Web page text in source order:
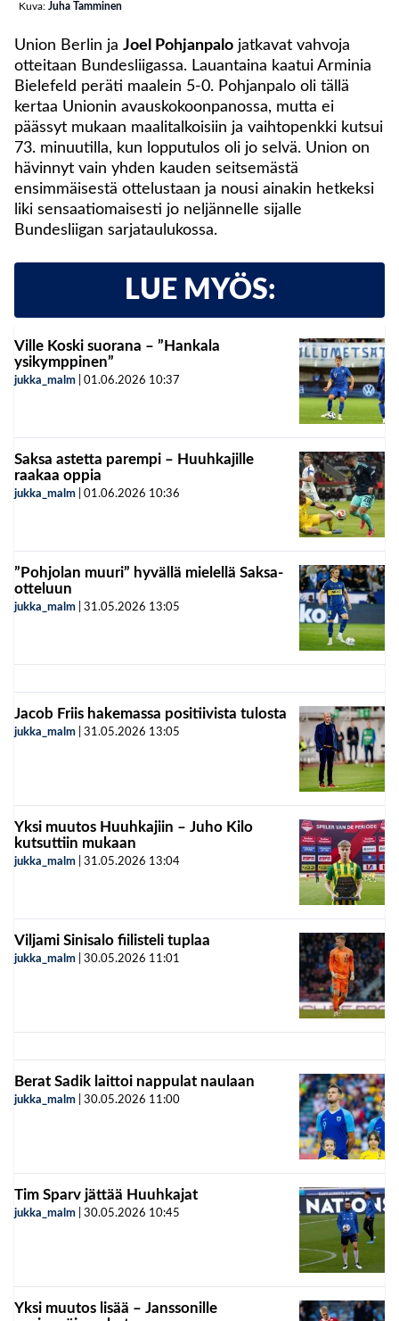
Kuva: Juha Tamminen
Union Berlin ja Joel Pohjanpalo jatkavat vahvoja
otteitaan Bundesliigassa. Lauantaina kaatui Arminia
Bielefeld peräti maalein 5-0. Pohjanpalo oli tällä
kertaa Unionin avauskokoonpanossa, mutta ei
päässyt mukaan maalitalkoisiin ja vaihtopenkki kutsui
73. minuutilla, kun lopputulos oli jo selvä. Union on
hävinnyt vain yhden kauden seitsemästä
ensimmäisestä ottelustaan ja nousi ainakin hetkeksi
liki sensaatiomaisesti jo neljännelle sijalle
Bundesliigan sarjataulukossa.
LUE MYÖS:
Ville Koski suorana – ”Hankala
ysikymppinen”
jukka_malm 01.06.2026 10:37
Saksa astetta parempi – Huuhkajille
raakaa oppia
jukka_malm 01.06.2026 10:36
”Pohjolan muuri” hyvällä mielellä Saksa-
otteluun
jukka_malm 31.05.2026 13:05
Jacob Friis hakemassa positiivista tulosta
jukka_malm 31.05.2026 13:05
Yksi muutos Huuhkajiin – Juho Kilo
kutsuttiin mukaan
jukka_malm 31.05.2026 13:04
Viljami Sinisalo fiilisteli tuplaa
jukka_malm 30.05.2026 11:01
Berat Sadik laittoi nappulat naulaan
jukka_malm 30.05.2026 11:00
Tim Sparv jättää Huuhkajat
jukka_malm 30.05.2026 10:45
Yksi muutos lisää – Janssonille